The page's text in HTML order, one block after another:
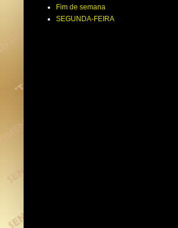
Fim de semana
SEGUNDA-FEIRA